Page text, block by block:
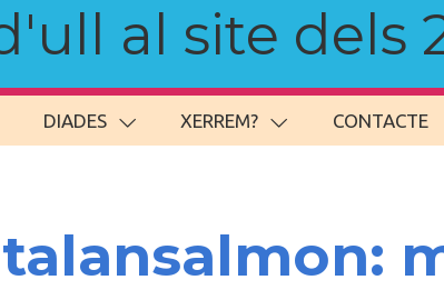
al site dels
DIADES XERREM? CONTACTE